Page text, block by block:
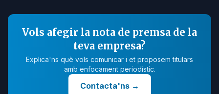
Vols afegir la nota de premsa de la
teva empresa?
Explica'ns què vols comunicar i et proposem titulars
amb enfocament periodístic.
Contacta'ns→